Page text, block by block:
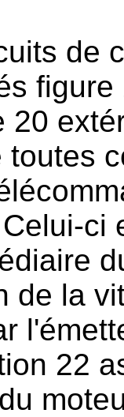
de
20
toutes
ci
de la
22